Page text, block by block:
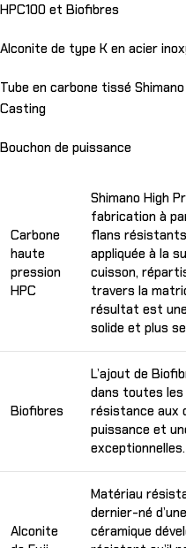
HPC100 et Biofibres
Alconite de type K en acier
Tube en carbone tissé
Casting
Bouchon de puissance
Carbone
haute
pression
HPC
Shimano High
fabrication à
flans
appliquée à la
cuisson,
travers la
résultat est
solide et plus
Biofibres
L’ajout de
dans toutes les
résistance aux
puissance et
exceptionnelles.
Alconite
Matériau
dernier-né
céramique